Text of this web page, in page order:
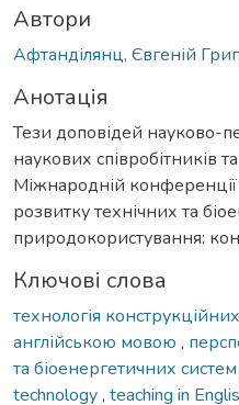
Автори
Афтанділянц, Євгеній
Анотація
Тези доповідей науково-
наукових співробітників
Міжнародній
розвитку технічних та
природокористування:
Ключові слова
технологія
англійською мовою ,
та біоенергетичних систем
technology, teaching in